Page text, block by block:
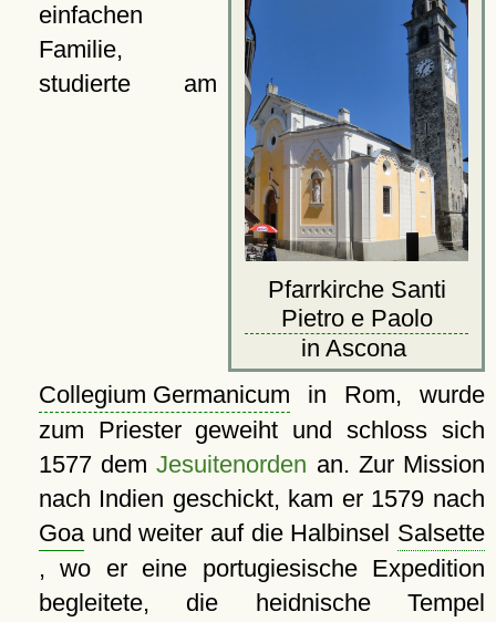
Pfarrkirche Santi
Pietro e Paolo
in Ascona
einfachen
Familie,
studierte am
Collegium Germanicum in Rom, wurde
zum Priester geweiht und schloss sich
1577 demJesuitenorden an. Zur Mission
nach Indien geschickt, kam er 1579 nach
Goaund weiter auf die Halbinsel Salsette
, wo er eine portugiesische Expedition
begleitete, die heidnische Tempel